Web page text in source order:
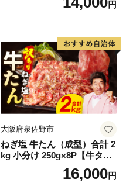
円
大阪府泉佐野市
ねぎ塩 牛たん（成型）合計 2
kg 小分け 250g×8P【牛タン
牛肉 焼肉用 薄切り 訳あり サ
16,000円